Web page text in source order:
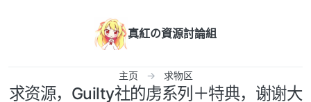
真紅の資源討論組
主页 求物区
求资源，Guilty社的虏系列＋特典，谢谢大